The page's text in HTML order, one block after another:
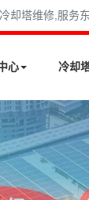
塔维修,服务
心 冷却